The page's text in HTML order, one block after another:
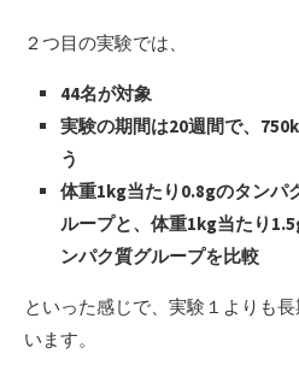
２つ目の実験では、
44名が対象
実験の期間は20週間で、
う
体重1kg当たり0.8gのタンパ
ループと、体重1kg当たり
ンパク質グループを比較
といった感じで、実験１よりも
います。